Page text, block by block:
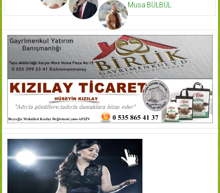
Musa BÜLBÜL